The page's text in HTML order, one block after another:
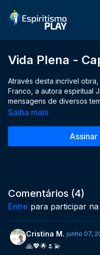
Vida Plena -
Através desta incrível
Franco, a autora espiritual
mensagens de diversos
segundo o Espiritismo, a
Saiba mais
Assinar
Comentários (4)
Entre para participar
Cristina M. junho 07,
🙏💖🌟🌷💫